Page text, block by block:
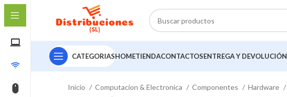
CATEGORIASHOMETIENDACONTACTOSENTREGA Y DEVOLUCIÓN
Inicio Computacion & Electronica Componentes Hardware